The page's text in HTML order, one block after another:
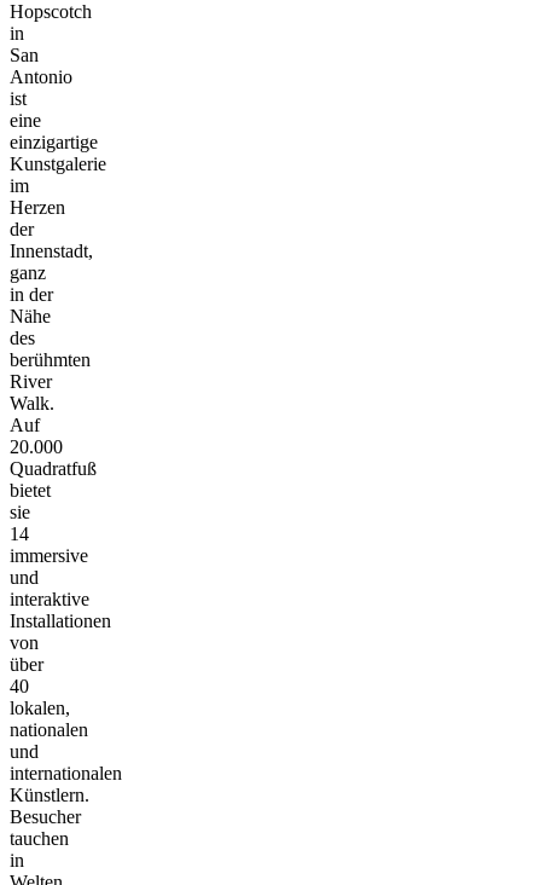
Hopscotch
in
San
Antonio
ist
eine
einzigartige
Kunstgalerie
im
Herzen
der
Innenstadt,
ganz
in der
Nähe
des
berühmten
River
Walk.
Auf
20.000
Quadratfuß
bietet
sie
14
immersive
und
interaktive
Installationen
von
über
40
lokalen,
nationalen
und
internationalen
Künstlern.
Besucher
tauchen
in